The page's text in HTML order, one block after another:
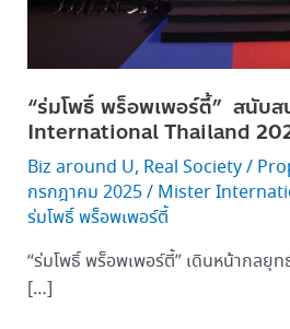
“ร่มโพธิ์ พร็อพเพอร์ตี้” สนับส
International Thailand
Biz around U, Real Society/
กรกฎาคม 2025/ Mister
ร่มโพธิ์ พร็อพเพอร์ตี้
“ร่มโพธิ์ พร็อพเพอร์ตี้” เดินหน้ากลยุ
[…]
Thailand